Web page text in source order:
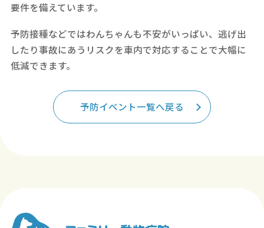
要件を備えています。
予防接種などではわんちゃんも不安がいっぱい、逃げ出
したり事故にあうリスクを車内で対応することで大幅に
低減できます。
予防イベント一覧へ戻る